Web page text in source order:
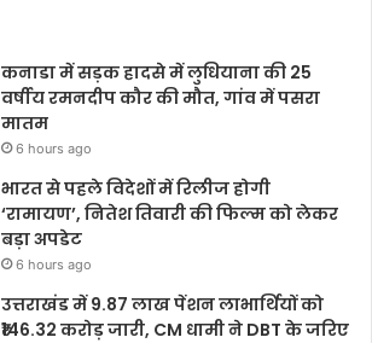
कनाडा में सड़क हादसे में लुधियाना की 25
वर्षीय रमनदीप कौर की मौत, गांव में पसरा
मातम
6 hours ago
भारत से पहले विदेशों में रिलीज होगी
‘रामायण’, नितेश तिवारी की फिल्म को लेकर
बड़ा अपडेट
6 hours ago
उत्तराखंड में 9.87 लाख पेंशन लाभार्थियों को
₹146.32 करोड़ जारी, CM धामी ने DBT के जरिए